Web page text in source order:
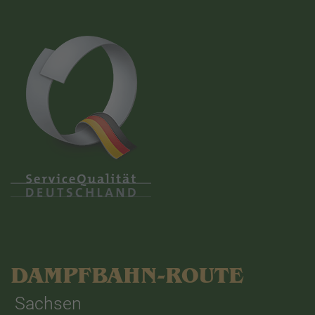
DAMPFBAHN-ROUTE
Sachsen